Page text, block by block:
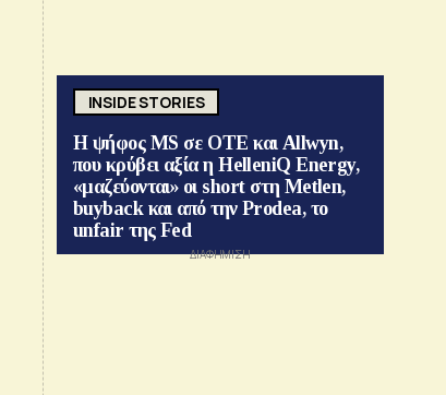
INSIDE STORIES
Η ψήφος MS σε ΟΤΕ και Allwyn,
που κρύβει αξία η HelleniQ Energy,
«μαζεύονται» οι short στη Metlen,
buyback και από την Prodea, το
unfair της Fed